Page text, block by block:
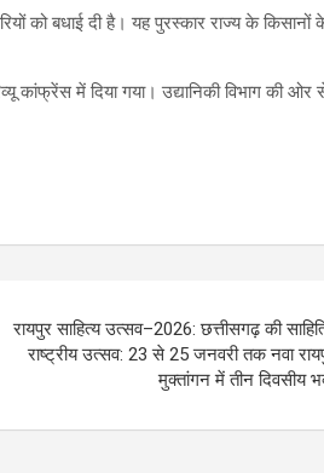
को बधाई दी है। यह पुरस्कार राज्य के किसानों
में दिया गया। उद्यानिकी विभाग की ओर
रायपुर साहित्य उत्सव–2026: छत्तीसगढ़ की
राष्ट्रीय उत्सव: 23 से 25 जनवरी तक नवा
मुक्तांगन में तीन दिवसीय